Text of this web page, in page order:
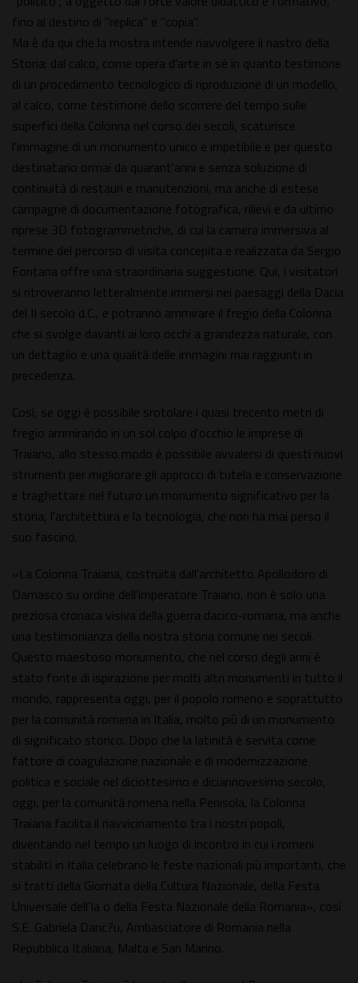
fino al destino di "replica" e "copia".
Ma è da qui che la mostra intende riavvolgere il nastro della
Storia: dal calco, come opera d'arte in sé in quanto testimone
di un procedimento tecnologico di riproduzione di un modello,
al calco, come testimone dello scorrere del tempo sulle
superfici della Colonna nel corso dei secoli, scaturisce
l'immagine di un monumento unico e irripetibile e per questo
destinatario ormai da quarant'anni e senza soluzione di
continuità di restauri e manutenzioni, ma anche di estese
campagne di documentazione fotografica, rilievi e da ultimo
riprese 3D fotogrammetriche, di cui la camera immersiva al
termine del percorso di visita concepita e realizzata da Sergio
Fontana offre una straordinaria suggestione. Qui, i visitatori
si ritroveranno letteralmente immersi nei paesaggi della Dacia
del II secolo d.C., e potranno ammirare il fregio della Colonna
che si svolge davanti ai loro occhi a grandezza naturale, con
un dettaglio e una qualità delle immagini mai raggiunti in
precedenza.
Così, se oggi è possibile srotolare i quasi trecento metri di
fregio ammirando in un sol colpo d'occhio le imprese di
Traiano, allo stesso modo è possibile avvalersi di questi nuovi
strumenti per migliorare gli approcci di tutela e conservazione
e traghettare nel futuro un monumento significativo per la
storia, l'architettura e la tecnologia, che non ha mai perso il
suo fascino.
«La Colonna Traiana, costruita dall'architetto Apollodoro di
Damasco su ordine dell'imperatore Traiano, non è solo una
preziosa cronaca visiva della guerra dacico-romana, ma anche
una testimonianza della nostra storia comune nei secoli.
Questo maestoso monumento, che nel corso degli anni è
stato fonte di ispirazione per molti altri monumenti in tutto il
mondo, rappresenta oggi, per il popolo romeno e soprattutto
per la comunità romena in Italia, molto più di un monumento
di significato storico. Dopo che la latinità è servita come
fattore di coagulazione nazionale e di modernizzazione
politica e sociale nel diciottesimo e diciannovesimo secolo,
oggi, per la comunità romena nella Penisola, la Colonna
Traiana facilita il riavvicinamento tra i nostri popoli,
diventando nel tempo un luogo di incontro in cui i romeni
stabiliti in Italia celebrano le feste nazionali più importanti, che
si tratti della Giornata della Cultura Nazionale, della Festa
Universale dell'Ia o della Festa Nazionale della Romania», così
S.E. Gabriela Danc?u, Ambasciatore di Romania nella
Repubblica Italiana, Malta e San Marino.